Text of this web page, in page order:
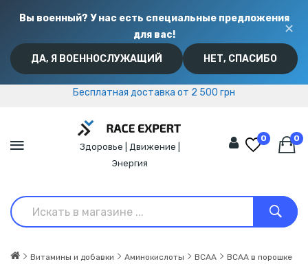
Вы военный? У нас есть специальные предложения
для вас!
ДА, Я ВОЕННОСЛУЖАЩИЙ НЕТ, СПАСИБО
✕
Бесплатная доставка от 2 500 грн
Бесплатная доставка от 2 500 грн
Здоровье | Движение |
Энергия
0 0
Витамины и добавки Аминокислоты BCAA BCAA в порошке